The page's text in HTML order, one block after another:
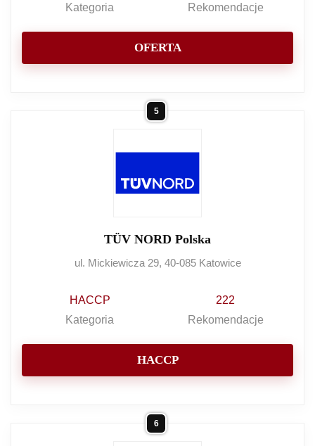
Kategoria
Rekomendacje
OFERTA
5
TÜV NORD Polska
ul. Mickiewicza 29, 40-085 Katowice
HACCP
Kategoria
222
Rekomendacje
HACCP
6